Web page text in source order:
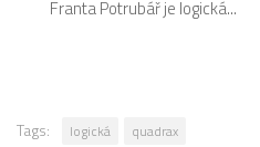
Franta Potrubář je logická...
Tags: logická quadrax